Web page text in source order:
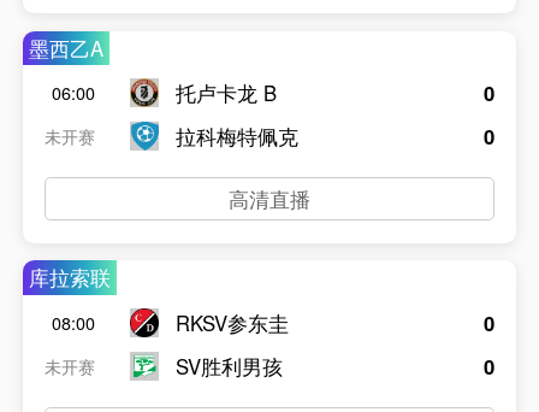
墨西乙A
06:00
未开赛
托卢卡龙 B
拉科梅特佩克
0
0
高清直播
库拉索联
08:00
未开赛
RKSV参东圭
SV胜利男孩
0
0